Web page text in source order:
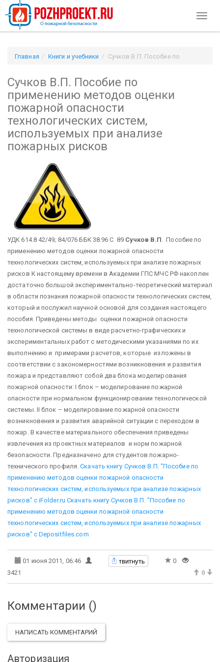
Главная Книги и учебники
Сучков В.П. Пособие по
технологических систем, используемых при анализе
пожарных рисков
Сучков В.П. Пособие по
применению методов оценки
пожарной опасности
технологических систем,
используемых при анализе
пожарных рисков
УДК 614.8 42/49; 84/076 ББК 38.96 С 89 Сучков В.П . Пособие по
применению методов оценки пожарной опасности
технологических систем, используемых при анализе пожарных
рисков К настоящему времени в Академии ГПС МЧС РФ накоплен
достаточно большой экспериментально-теоретический материал
в области познания пожарной опасности технологических систем,
который и послужил научной основой для создания настоящего
пособия. Приведены методы оценки пожарной опасности
технологической системы в виде расчетно-графических и
экспериментальных работ с методическими указаниями по их
выполнению и примерами расчетов, которые изложены в
соответствии с закономерностями возникновения и развития
пожара и представляют собой два блока моделирования
пожарной опасности: I блок – моделирование пожарной
опасности при нормальном функционировании технологической
системы. II блок – моделирование пожарной опасности
возникновения и развития аварийной ситуации с переходом в
пожар. В качестве материального обеспечения приведены
извлечения из проектных материалов и норм пожарной
безопасности. Предназначено для студентов пожарно-
технического профиля.Скачать книгу Сучков В.П. "Пособие по
применению методов оценки пожарной опасности
технологических систем, используемых при анализе пожарных
рисков" с iFolder.ru Скачать книгу Сучков В.П. "Пособие по
применению методов оценки пожарной опасности
технологических систем, используемых при анализе пожарных
рисков" с Depositfiles.com
01 июня 2011, 06:46 твитнуть
0
3421
0
Комментарии ()
НАПИСАТЬ КОММЕНТАРИЙ
Авторизация